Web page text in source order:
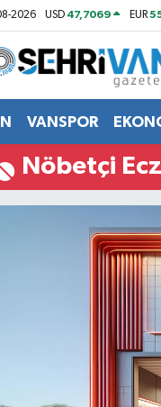
2026 USD 47,7069 EUR
VANSPOR
Nöbetçi
Haritası
Durumu ve Fikstür